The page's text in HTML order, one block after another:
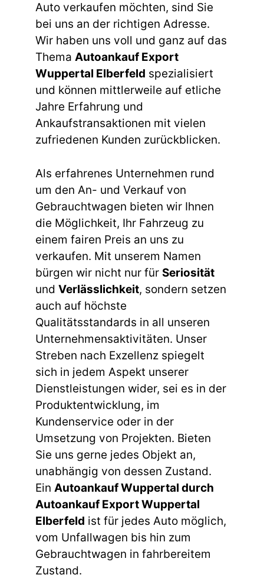
Auto verkaufen möchten, sind Sie
bei uns an der richtigen Adresse.
Wir haben uns voll und ganz auf das
Thema Autoankauf Export
Wuppertal Elberfeld spezialisiert
und können mittlerweile auf etliche
Jahre Erfahrung und
Ankaufstransaktionen mit vielen
zufriedenen Kunden zurückblicken.
Als erfahrenes Unternehmen rund
um den An- und Verkauf von
Gebrauchtwagen bieten wir Ihnen
die Möglichkeit, Ihr Fahrzeug zu
einem fairen Preis an uns zu
verkaufen. Mit unserem Namen
bürgen wir nicht nur für Seriosität
und Verlässlichkeit, sondern setzen
auch auf höchste
Qualitätsstandards in all unseren
Unternehmensaktivitäten. Unser
Streben nach Exzellenz spiegelt
sich in jedem Aspekt unserer
Dienstleistungen wider, sei es in der
Produktentwicklung, im
Kundenservice oder in der
Umsetzung von Projekten. Bieten
Sie uns gerne jedes Objekt an,
unabhängig von dessen Zustand.
Ein Autoankauf Wuppertal durch
Autoankauf Export Wuppertal
Elberfeld ist für jedes Auto möglich,
vom Unfallwagen bis hin zum
Gebrauchtwagen in fahrbereitem
Zustand.